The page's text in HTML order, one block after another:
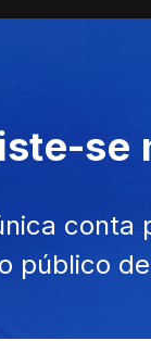
se
conta
público